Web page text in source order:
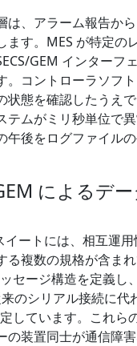
は、アラーム報告か
ます。MES が特定の
GEM インターフ
。コントローラソフ
状態を確認したうえ
テムがミリ秒単位で
午後をログファイル
によるデ
イートには、相互運
る複数の規格が含ま
セージ構造を定義し
のシリアル接続に代
しています。これら
の装置同士が通信障